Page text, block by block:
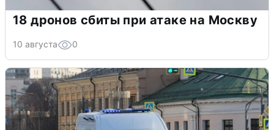
18 дронов сбиты при атаке на Москву
10 августа 0